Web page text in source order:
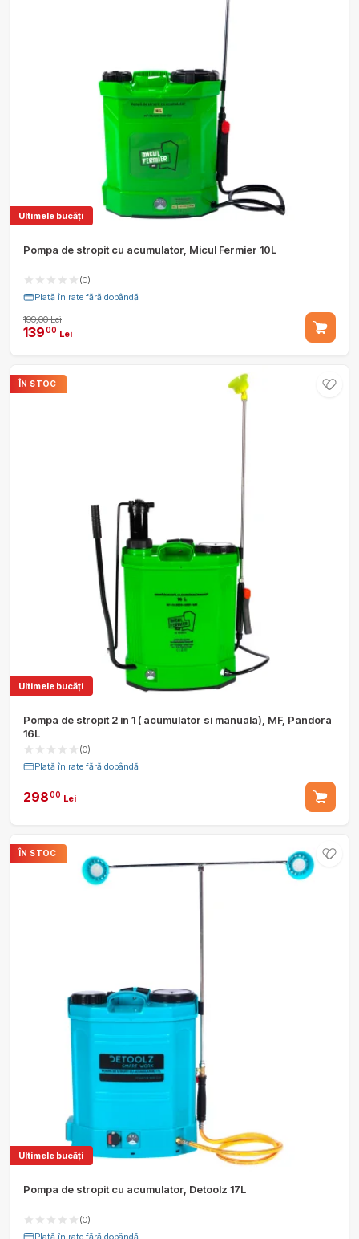
Ultimele bucăți
Pompa de stropit cu acumulator, Micul Fermier 10L
(0)
Plată în rate fără dobândă
199,00 Lei
13900 Lei
ÎN STOC
Ultimele bucăți
Pompa de stropit 2 in 1 ( acumulator si manuala), MF, Pandora
16L
(0)
Plată în rate fără dobândă
29800 Lei
ÎN STOC
Ultimele bucăți
Pompa de stropit cu acumulator, Detoolz 17L
(0)
Plată în rate fără dobândă